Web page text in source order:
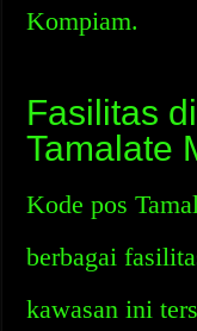
Kompiam.
Fasilitas
Tamalate
Kode pos
berbagai
kawasan ini